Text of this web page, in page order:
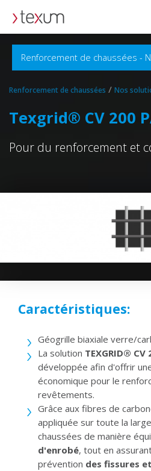
Renforcement de chaussées -
Renforcement de chaussées / Nos
Texgrid® CV 200
Pour du renforcement et
Caractéristiques:
Géogrille biaxiale verre/
La solution TEXGRID® CV
développée afin d'offrir
économique pour le
revêtements.
Grâce aux fibres de
appliquée sur toute la
chaussées de manière
d'enrobé, tout en
prévention des fissures